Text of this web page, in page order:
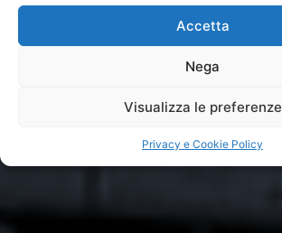
Accetta
Nega
Visualizza le preferenze
Privacy e Cookie Policy